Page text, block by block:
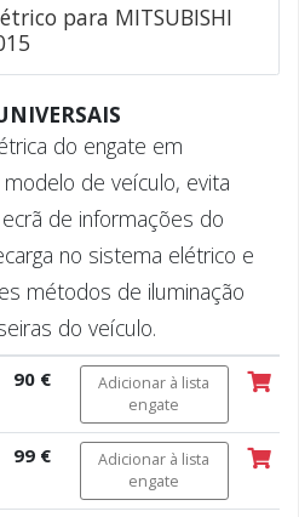
para MITSUBISHI
do engate em
de veículo, evita
de informações do
no sistema elétrico e
métodos de iluminação
do veículo.
90 €
Adicionar à lista
engate
99 €
Adicionar à lista
engate